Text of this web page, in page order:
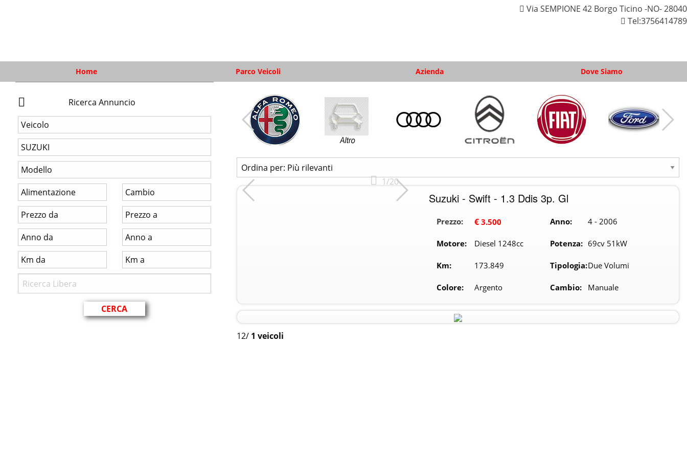
Via SEMPIONE 42 Borgo Ticino -NO- 28040
Tel:3756414789
Home Parco Veicoli Azienda Dove Siamo
Ricerca Annuncio
1/20
Suzuki - Swift - 1.3 Ddis 3p. Gl
Prezzo: € 3.500 Anno: 4 - 2006
Motore: Diesel 1248cc Potenza: 69cv 51kW
Km: 173.849 Tipologia:Due Volumi
Colore: Argento Cambio: Manuale
Loading...
12/ 1 veicoli